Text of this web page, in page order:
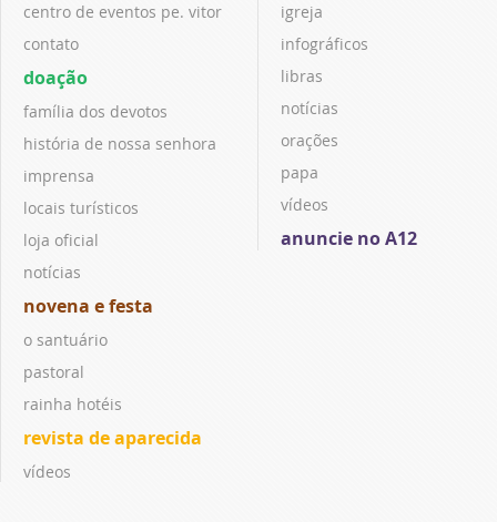
centro de eventos pe. vitor
contato
doação
família dos devotos
história de nossa senhora
imprensa
locais turísticos
loja oficial
notícias
novena e festa
o santuário
pastoral
rainha hotéis
revista de aparecida
vídeos
igreja
infográficos
libras
notícias
orações
papa
vídeos
anuncie no A12